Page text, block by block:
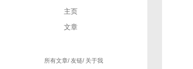
主页
文章
所有文章 友链 关于我